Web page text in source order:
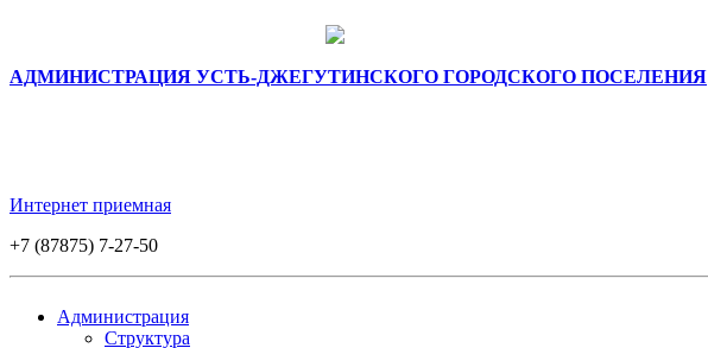
АДМИНИСТРАЦИЯ УСТЬ-ДЖЕГУТИНСКОГО ГОРОДСКОГО ПОСЕЛЕНИЯ
Интернет приемная
+7 (87875) 7-27-50
Администрация
Структура